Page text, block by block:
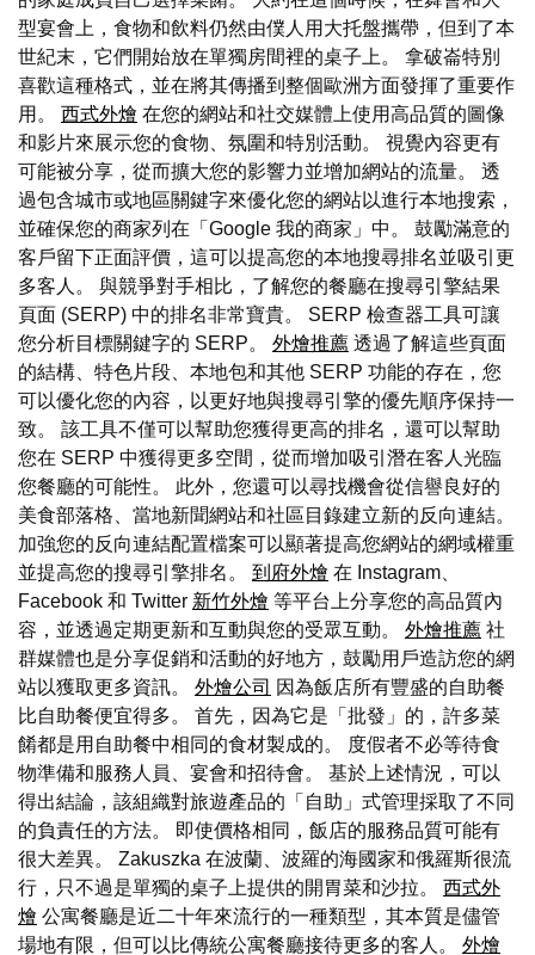
型宴會上，食物和飲料仍然由僕人用大托盤攜帶，但到了本
世紀末，它們開始放在單獨房間裡的桌子上。 拿破崙特別
喜歡這種格式，並在將其傳播到整個歐洲方面發揮了重要作
用。 西式外燴 在您的網站和社交媒體上使用高品質的圖像
和影片來展示您的食物、氛圍和特別活動。 視覺內容更有
可能被分享，從而擴大您的影響力並增加網站的流量。 透
過包含城市或地區關鍵字來優化您的網站以進行本地搜索，
並確保您的商家列在「Google 我的商家」中。 鼓勵滿意的
客戶留下正面評價，這可以提高您的本地搜尋排名並吸引更
多客人。 與競爭對手相比，了解您的餐廳在搜尋引擎結果
頁面 (SERP) 中的排名非常寶貴。 SERP 檢查器工具可讓
您分析目標關鍵字的 SERP。 外燴推薦 透過了解這些頁面
的結構、特色片段、本地包和其他 SERP 功能的存在，您
可以優化您的內容，以更好地與搜尋引擎的優先順序保持一
致。 該工具不僅可以幫助您獲得更高的排名，還可以幫助
您在 SERP 中獲得更多空間，從而增加吸引潛在客人光臨
您餐廳的可能性。 此外，您還可以尋找機會從信譽良好的
美食部落格、當地新聞網站和社區目錄建立新的反向連結。
加強您的反向連結配置檔案可以顯著提高您網站的網域權重
並提高您的搜尋引擎排名。 到府外燴 在 Instagram、
Facebook 和 Twitter 新竹外燴 等平台上分享您的高品質內
容，並透過定期更新和互動與您的受眾互動。 外燴推薦 社
群媒體也是分享促銷和活動的好地方，鼓勵用戶造訪您的網
站以獲取更多資訊。 外燴公司 因為飯店所有豐盛的自助餐
比自助餐便宜得多。 首先，因為它是「批發」的，許多菜
餚都是用自助餐中相同的食材製成的。 度假者不必等待食
物準備和服務人員、宴會和招待會。 基於上述情況，可以
得出結論，該組織對旅遊產品的「自助」式管理採取了不同
的負責任的方法。 即使價格相同，飯店的服務品質可能有
很大差異。 Zakuszka 在波蘭、波羅的海國家和俄羅斯很流
行，只不過是單獨的桌子上提供的開胃菜和沙拉。 西式外
燴 公寓餐廳是近二十年來流行的一種類型，其本質是儘管
場地有限，但可以比傳統公寓餐廳接待更多的客人。 外燴